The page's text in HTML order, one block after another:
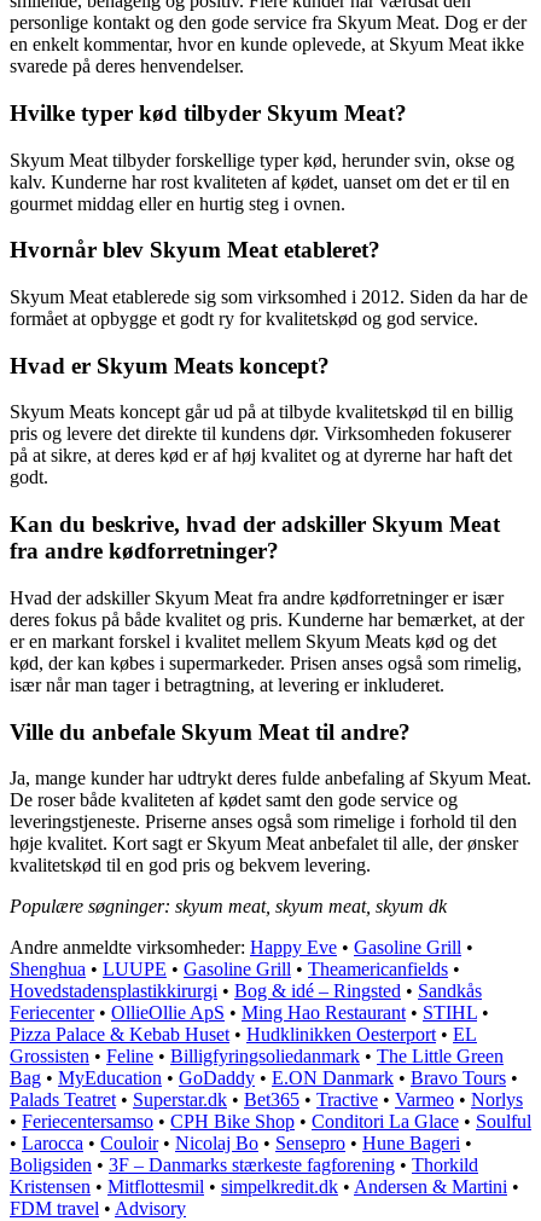
personlige kontakt og den gode service fra Skyum Meat. Dog er der
en enkelt kommentar, hvor en kunde oplevede, at Skyum Meat ikke
svarede på deres henvendelser.
Hvilke typer kød tilbyder Skyum Meat?
Skyum Meat tilbyder forskellige typer kød, herunder svin, okse og
kalv. Kunderne har rost kvaliteten af ​​kødet, uanset om det er til en
gourmet middag eller en hurtig steg i ovnen.
Hvornår blev Skyum Meat etableret?
Skyum Meat etablerede sig som virksomhed i 2012. Siden da har de
formået at opbygge et godt ry for kvalitetskød og god service.
Hvad er Skyum Meats koncept?
Skyum Meats koncept går ud på at tilbyde kvalitetskød til en billig
pris og levere det direkte til kundens dør. Virksomheden fokuserer
på at sikre, at deres kød er af høj kvalitet og at dyrerne har haft det
godt.
Kan du beskrive, hvad der adskiller Skyum Meat
fra andre kødforretninger?
Hvad der adskiller Skyum Meat fra andre kødforretninger er især
deres fokus på både kvalitet og pris. Kunderne har bemærket, at der
er en markant forskel i kvalitet mellem Skyum Meats kød og det
kød, der kan købes i supermarkeder. Prisen anses også som rimelig,
især når man tager i betragtning, at levering er inkluderet.
Ville du anbefale Skyum Meat til andre?
Ja, mange kunder har udtrykt deres fulde anbefaling af Skyum Meat.
De roser både kvaliteten af ​​kødet samt den gode service og
leveringstjeneste. Priserne anses også som rimelige i forhold til den
høje kvalitet. Kort sagt er Skyum Meat anbefalet til alle, der ønsker
kvalitetskød til en god pris og bekvem levering.
Populære søgninger: skyum meat, skyum meat, skyum dk
Andre anmeldte virksomheder: Happy Eve • Gasoline Grill •
Shenghua • LUUPE • Gasoline Grill • Theamericanfields •
Hovedstadensplastikkirurgi • Bog & idé – Ringsted • Sandkås
Feriecenter• OllieOllie ApS • Ming Hao Restaurant • STIHL •
Pizza Palace & Kebab Huset • Hudklinikken Oesterport • EL
Grossisten • Feline • Billigfyringsoliedanmark • The Little Green
Bag • MyEducation • GoDaddy • E.ON Danmark • Bravo Tours •
Palads Teatret • Superstar.dk • Bet365 • Tractive • Varmeo • Norlys
• Feriecentersamso • CPH Bike Shop • Conditori La Glace • Soulful
• Larocca • Couloir• Nicolaj Bo • Sensepro • Hune Bageri •
Boligsiden • 3F – Danmarks stærkeste fagforening • Thorkild
Kristensen • Mitflottesmil • simpelkredit.dk • Andersen & Martini •
FDM travel • Advisory